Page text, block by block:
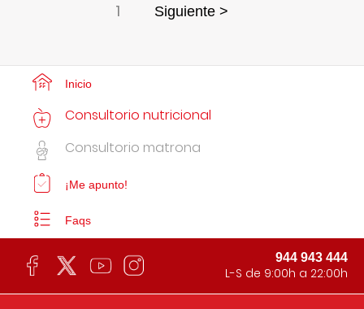
1 Siguiente >
Inicio
Consultorio nutricional
Consultorio matrona
¡Me apunto!
Faqs
944 943 444
L-S de 9:00h a 22:00h